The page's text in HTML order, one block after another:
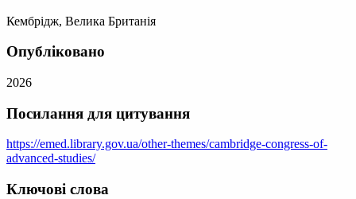
Кембрідж, Велика Британія
Опубліковано
2026
Посилання для цитування
https://emed.library.gov.ua/other-themes/cambridge-congress-of-
advanced-studies/
Ключові слова